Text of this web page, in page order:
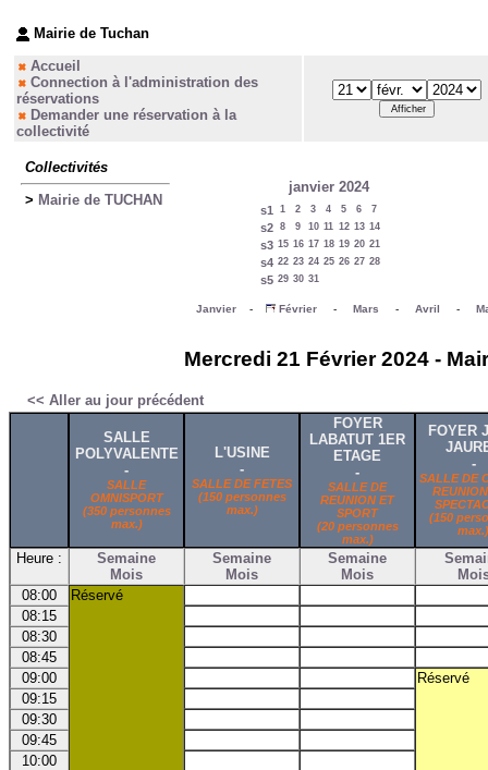
Mairie de Tuchan
Accueil
Connection à l'administration des
réservations
Demander une réservation à la
collectivité
Collectivités
> Mairie de TUCHAN
janvier 2024
s1 1 2 3 4 5 6 7
s2 8 9 10 11 12 13 14
s3 15 16 17 18 19 20 21
s4 22 23 24 25 26 27 28
s5 29 30 31
Janvier- Février- Mars - Avril -
Mercredi 21 Février 2024 -
<< Aller au jour précédent
SALLE
POLYVALENTE
-
SALLE
OMNISPORT
(350 personnes
max.)
L'USINE
-
SALLE DE FETES
(150 personnes
max.)
FOYER
LABATUT 1ER
ETAGE
-
SALLE DE
REUNION ET
SPORT
(20 personnes
max.)
FOYER
-
SALLE DE
(150
max.)
Heure :
Semaine
Mois
Semaine
Mois
Semaine
Mois
08:00
Réservé
08:15
08:30
08:45
09:00
Réservé
09:15
09:30
09:45
10:00